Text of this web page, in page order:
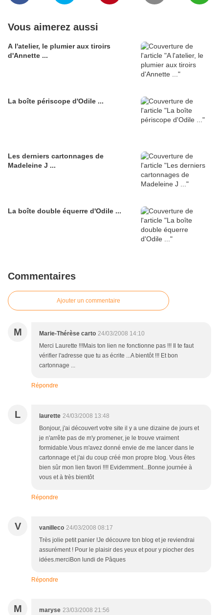
Vous aimerez aussi
A l'atelier, le plumier aux tiroirs
d'Annette ...
La boîte périscope d'Odile ...
Les derniers cartonnages de
Madeleine J ...
La boîte double équerre d'Odile ...
Commentaires
Ajouter un commentaire
M Marie-Thérèse carto 24/03/2008 14:10
Merci Laurette !!!Mais ton lien ne fonctionne pas !!! Il te faut
vérifier l'adresse que tu as écrite ...A bientôt !!! Et bon
cartonnage ...
Répondre
L laurette 24/03/2008 13:48
Bonjour, j'ai découvert votre site il y a une dizaine de jours et
je n'arrête pas de m'y promener, je le trouve vraiment
formidable.Vous m'avez donné envie de me lancer dans le
cartonnage et j'ai du coup créé mon propre blog. Vous êtes
bien sûr mon lien favori !!!! Evidemment...Bonne journée à
vous et à très bientôt
Répondre
V vanilleco 24/03/2008 08:17
Très jolie petit panier !Je découvre ton blog et je reviendrai
assurément ! Pour le plaisir des yeux et pour y piocher des
idées.merciBon lundi de Pâques
Répondre
M maryse 23/03/2008 21:56